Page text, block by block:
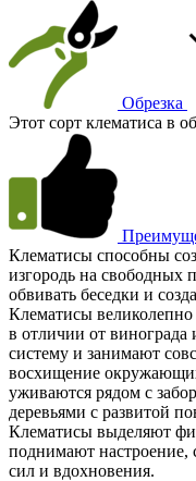
Обрезка
Этот сорт клематиса в
Клематисы способны
изгородь на свободных
обвивать беседки и
Клематисы великолепно
в отличии от
систему и занимают
восхищение
уживаются рядом с
деревьями с развитой
Клематисы выделяют
поднимают настроение,
сил и вдохновения.